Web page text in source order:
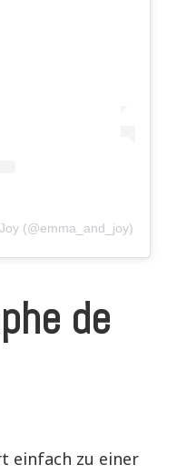
(@emma_and_joy)
de
einfach zu einer